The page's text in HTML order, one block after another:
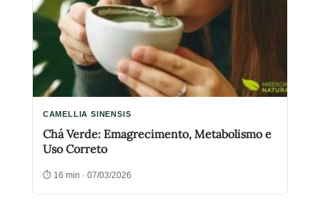
CAMELLIA SINENSIS
Chá Verde: Emagrecimento, Metabolismo e
Uso Correto
⏱ 16 min · 07/03/2026